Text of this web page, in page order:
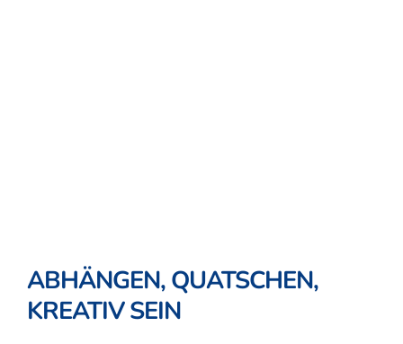
ABHÄNGEN, QUATSCHEN,
KREATIV SEIN